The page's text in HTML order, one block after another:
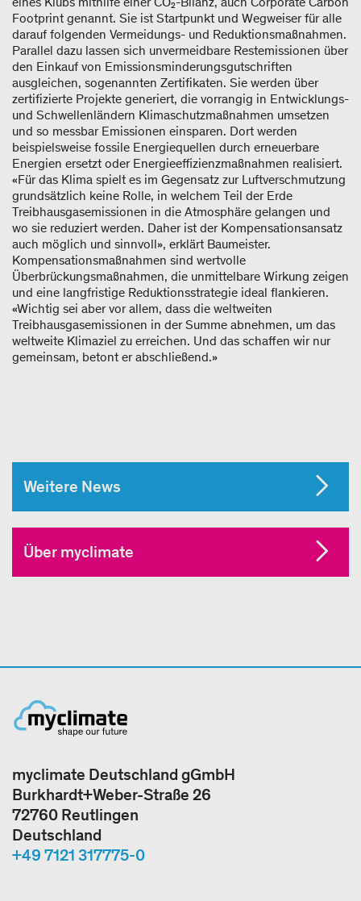
Footprint genannt. Sie ist Startpunkt und Wegweiser für alle
darauf folgenden Vermeidungs- und Reduktionsmaßnahmen.
Parallel dazu lassen sich unvermeidbare Restemissionen über
den Einkauf von Emissionsminderungsgutschriften
ausgleichen, sogenannten Zertifikaten. Sie werden über
zertifizierte Projekte generiert, die vorrangig in Entwicklungs-
und Schwellenländern Klimaschutzmaßnahmen umsetzen
und so messbar Emissionen einsparen. Dort werden
beispielsweise fossile Energiequellen durch erneuerbare
Energien ersetzt oder Energieeffizienzmaßnahmen realisiert.
«Für das Klima spielt es im Gegensatz zur Luftverschmutzung
grundsätzlich keine Rolle, in welchem Teil der Erde
Treibhausgasemissionen in die Atmosphäre gelangen und
wo sie reduziert werden. Daher ist der Kompensationsansatz
auch möglich und sinnvoll», erklärt Baumeister.
Kompensationsmaßnahmen sind wertvolle
Überbrückungsmaßnahmen, die unmittelbare Wirkung zeigen
und eine langfristige Reduktionsstrategie ideal flankieren.
«Wichtig sei aber vor allem, dass die weltweiten
Treibhausgasemissionen in der Summe abnehmen, um das
weltweite Klimaziel zu erreichen. Und das schaffen wir nur
gemeinsam, betont er abschließend.»
Weitere News
Über myclimate
myclimate Deutschland gGmbH
Burkhardt+Weber-Straße 26
72760 Reutlingen
Deutschland
+49 7121 317775-0